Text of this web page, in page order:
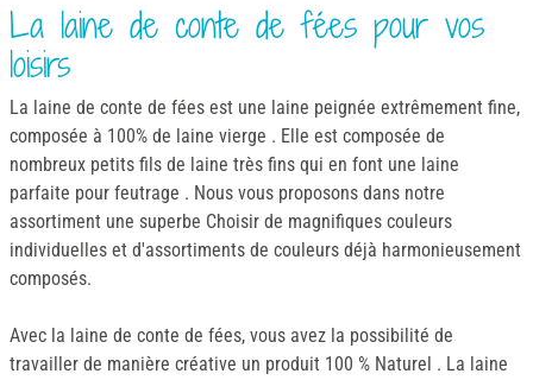
La laine de conte de fées pour vos
loisirs
La laine de conte de fées est une laine peignée extrêmement fine,
composée à 100% de laine vierge . Elle est composée de
nombreux petits fils de laine très fins qui en font une laine
parfaite pour feutrage . Nous vous proposons dans notre
assortiment une superbe Choisir de magnifiques couleurs
individuelles et d'assortiments de couleurs déjà harmonieusement
composés.
Avec la laine de conte de fées, vous avez la possibilité de
travailler de manière créative un produit 100 % Naturel . La laine